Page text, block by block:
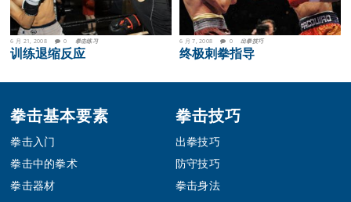
6 月 21, 2008 拳击练习
0
训练退缩反应
6 月 7, 2008 出拳技巧
0
终极刺拳指导
Footer
拳击基本要素
拳击入门
拳击中的拳术
拳击器材
拳击技巧
出拳技巧
防守技巧
拳击身法